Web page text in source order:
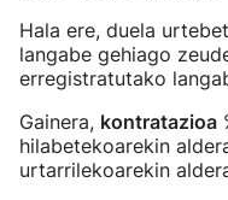
Hala ere, duela
langabe gehiago
erregistratutako
Gainera, kontratazioa
hilabetekoarekin
urtarrilekoarekin